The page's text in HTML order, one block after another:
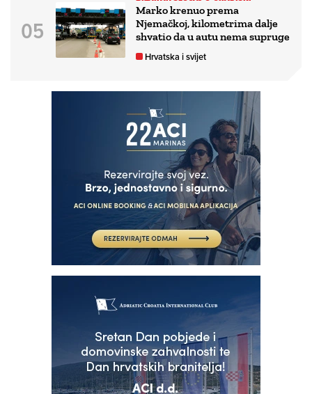
Marko krenuo prema
Njemačkoj, kilometrima dalje
shvatio da u autu nema supruge
Hrvatska i svijet